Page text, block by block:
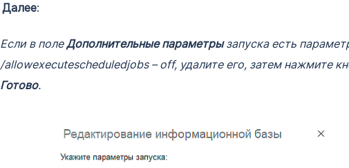
Далее:
Если в полеДополнительные параметрызапуска есть
/allowexecutescheduledjobs – off, удалите его, затем нажмите
Готово.